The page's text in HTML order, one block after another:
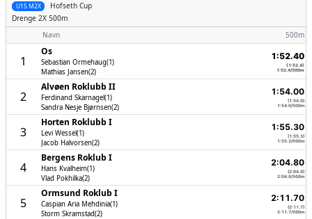
Hofseth Cup
U15 M2X
Drenge 2X 500m
Navn
500m
1
Os
Sebastian Ormehaug(1)
Mathias Jansen(2)
1:52.40
(1:52.4)
1:52.4/500m
2
Alvøen Roklubb II
Ferdinand Skarnagel(1)
Sandra Nesje Bjørnsen(2)
1:54.00
(1:54.0)
1:54.0/500m
3
Horten Roklubb I
Levi Wessel(1)
Jacob Halvorsen(2)
1:55.30
(1:55.3)
1:55.3/500m
4
Bergens Roklub I
Hans Kvalheim(1)
Vlad Pokhilka(2)
2:04.80
(2:04.8)
2:04.8/500m
5
Ormsund Roklub I
Caspian Aria Mehdinia(1)
Storm Skramstad(2)
2:11.70
(2:11.7)
2:11.7/500m